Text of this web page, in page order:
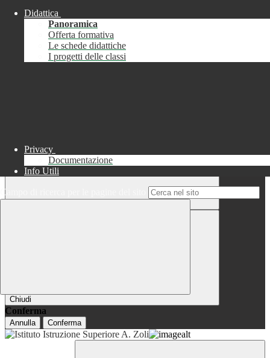
Chiudi
Informazione
Chiudi
Conferma
Annulla Conferma
Didattica
Panoramica
Offerta formativa
Le schede didattiche
I progetti delle classi
Privacy
Documentazione
Info Utili
Campo di ricerca per le pagine del sito